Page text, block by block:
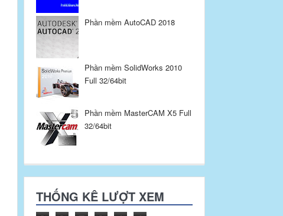
Phần mềm AutoCAD 2018
Phần mềm SolidWorks 2010
Full 32/64bit
Phần mềm MasterCAM X5 Full
32/64bit
THỐNG KÊ LƯỢT XEM